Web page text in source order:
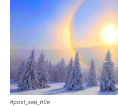
#post_seo_title